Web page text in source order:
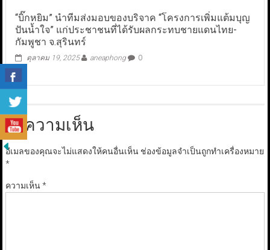
“บิ๊กหยิม” นำทีมส่งมอบของบริจาค “โครงการเพิ่มแต้มบุญ
ปันน้ำใจ” แก่ประชาชนที่ได้รับผลกระทบชายแดนไทย-
กัมพูชา จ.สุรินทร์
ตุลาคม 19, 2025 aneaphong 0
ใส่ความเห็น
อีเมลของคุณจะไม่แสดงให้คนอื่นเห็น ช่องข้อมูลจำเป็นถูกทำเครื่องหมาย
*
ความเห็น*